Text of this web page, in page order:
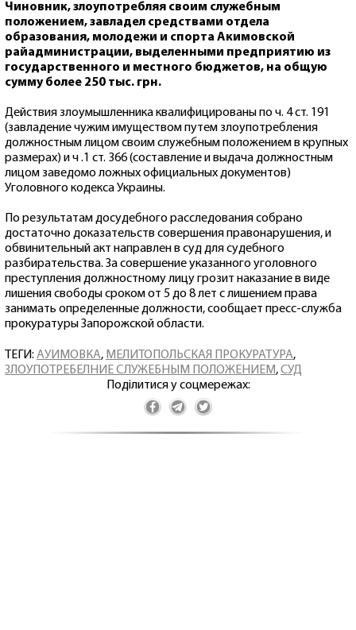
Чиновник, злоупотребляя своим служебным
положением, завладел средствами отдела
образования, молодежи и спорта Акимовской
райадминистрации, выделенными предприятию из
государственного и местного бюджетов, на общую
сумму более 250 тыс. грн.
Действия злоумышленника квалифицированы по ч. 4 ст. 191
(завладение чужим имуществом путем злоупотребления
должностным лицом своим служебным положением в крупных
размерах) и ч .1 ст. 366 (составление и выдача должностным
лицом заведомо ложных официальных документов)
Уголовного кодекса Украины.
По результатам досудебного расследования собрано
достаточно доказательств совершения правонарушения, и
обвинительный акт направлен в суд для судебного
разбирательства. За совершение указанного уголовного
преступления должностному лицу грозит наказание в виде
лишения свободы сроком от 5 до 8 лет с лишением права
занимать определенные должности, сообщает пресс-служба
прокуратуры Запорожской области.
ТЕГИ: АУИМОВКА, МЕЛИТОПОЛЬСКАЯ ПРОКУРАТУРА,
ЗЛОУПОТРЕБЕЛНИЕ СЛУЖЕБНЫМ ПОЛОЖЕНИЕМ,СУД
Поділитися у соцмережах: